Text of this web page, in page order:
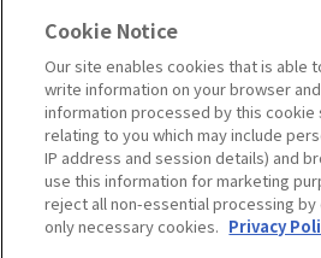
URLの大文字と小文字は区別さ
「/」のようなものもURLの認識
URLの大文字バージョンと小文
別URLとして認識されますので
に関係します。
大文字URL、小文字URLで同じ
Cookie Notice
Our site enables cookies that is able
write information on your browser
information processed by this cookie
relating to you which may include
IP address and session details) and
use this information for marketing
reject all non-essential processing
only necessary cookies. Privacy